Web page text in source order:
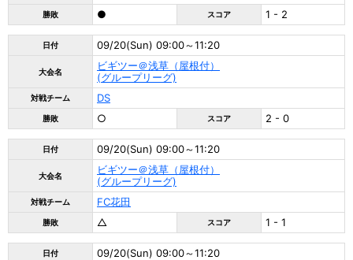
勝敗 ● スコア 1 - 2
日付 09/20(Sun) 09:00～11:20
大会名
ビギツー＠浅草（屋根付）
(グループリーグ)
対戦チーム DS
勝敗 ○ スコア 2 - 0
日付 09/20(Sun) 09:00～11:20
大会名
ビギツー＠浅草（屋根付）
(グループリーグ)
対戦チーム FC花田
勝敗 △ スコア 1 - 1
日付 09/20(Sun) 09:00～11:20